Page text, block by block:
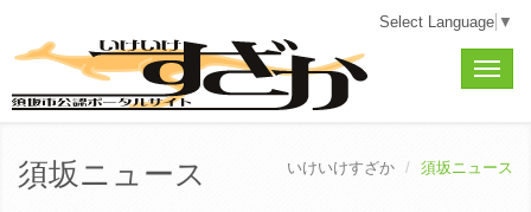
Select Language ▼
Toggle
須坂ニュース いけいけすざか 須坂ニュース